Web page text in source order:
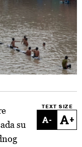
TEXT SIZE
- +
su